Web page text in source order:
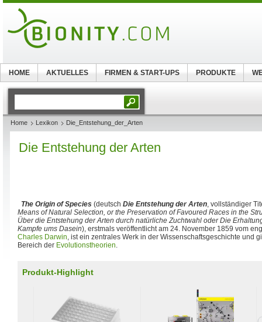
Home Lexikon Die_Entstehung_der_Arten
Die Entstehung der Arten
The Origin of Species (deutsch Die Entstehung der Arten, vollständiger
Means of Natural Selection, or the Preservation of Favoured Races in the
Über die Entstehung der Arten durch natürliche Zuchtwahl oder Die
Kampfe ums Dasein), erstmals veröffentlicht am 24. November 1859 vom
Charles Darwin, ist ein zentrales Werk in der Wissenschaftsgeschichte und
Bereich der Evolutionstheorien.
Produkt-Highlight
HOME AKTUELLES FIRMEN & START-UPS PRODUKTE